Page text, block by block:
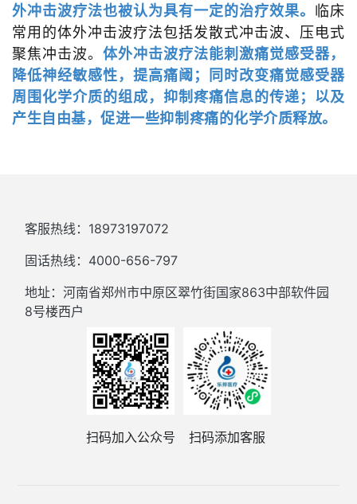
外冲击波疗法也被认为具有一定的治疗效果。 临床
常用的体外冲击波疗法包括发散式冲击波、压电式
聚焦冲击波。体外冲击波疗法能刺激痛觉感受器，
降低神经敏感性，提高痛阈；
同时改变痛觉感受器
周围化学介质的组成，抑制疼痛信息的传递；以及
产生自由基，促进一些抑制疼痛的化学介质释放。
客服热线：18973197072
固话热线：4000-656-797
地址：河南省郑州市中原区翠竹街国家863中部软件园
8号楼西户
扫码加入公众号 扫码添加客服